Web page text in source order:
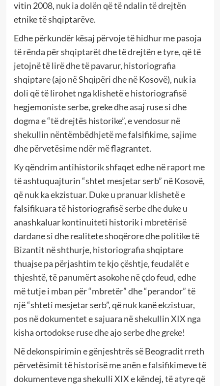
vitin 2008, nuk ia dolën që të ndalin të drejtën
etnike të shqiptarëve.
Edhe përkundër kësaj përvoje të hidhur me pasoja
të rënda për shqiptarët dhe të drejtën e tyre, që të
jetojnë të lirë dhe të pavarur, historiografia
shqiptare (ajo në Shqipëri dhe në Kosovë), nuk ia
doli që të lirohet nga klishetë e historiografisë
hegjemoniste serbe, greke dhe asaj ruse si dhe
dogma e “të drejtës historike”, e vendosur në
shekullin nëntëmbëdhjetë me falsifikime, sajime
dhe përvetësime ndër më flagrantet.
Ky qëndrim antihistorik shfaqet edhe në raport me
të ashtuquajturin “shtet mesjetar serb” në Kosovë,
që nuk ka ekzistuar. Duke u pranuar klishetë e
falsifikuara të historiografisë serbe dhe duke u
anashkaluar kontinuiteti historik i mbretërisë
dardane si dhe realitete shoqërore dhe politike të
Bizantit në shthurje, historiografia shqiptare
thuajse pa përjashtim te kjo çështje, feudalët e
thjeshtë, të panumërt asokohe në çdo feud, edhe
më tutje i mban për “mbretër” dhe “perandor” të
një “shteti mesjetar serb”, që nuk kanë ekzistuar,
pos në dokumentet e sajuara në shekullin XIX nga
kisha ortodokse ruse dhe ajo serbe dhe greke!
Në dekonspirimin e gënjeshtrës së Beogradit rreth
përvetësimit të historisë me anën e falsifikimeve të
dokumenteve nga shekulli XIX e këndej, të atyre që